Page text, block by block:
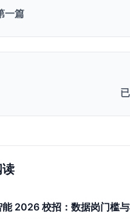
一篇
能 2026 校招：数据岗门槛